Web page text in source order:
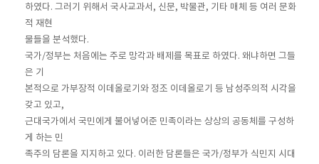
하였다. 그러기 위해서 국사교과서, 신문, 박물관, 기타 매체 등 여러 문화
적 재현
물들을 분석했다.
국가/정부는 처음에는 주로 망각과 배제를 목표로 하였다. 왜냐하면 그들
은 기
본적으로 가부장적 이데올로기와 정조 이데올로기 등 남성주의적 시각을
갖고 있고,
근대국가에서 국민에게 불어넣어준 민족이라는 상상의 공동체를 구성하
게 하는 민
족주의 담론을 지지하고 있다. 이러한 담론들은 국가/정부가 식민지 시대